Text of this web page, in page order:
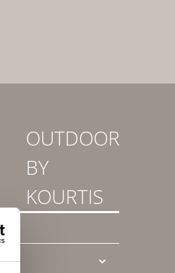
OUTDOOR
BY
KOURTIS